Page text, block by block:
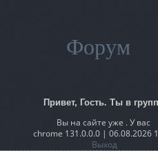
Форум
Привет, Гость. Ты в
Вы на сайте уже . У вас
chrome 131.0.0.0 | 06.08.2026
Выход